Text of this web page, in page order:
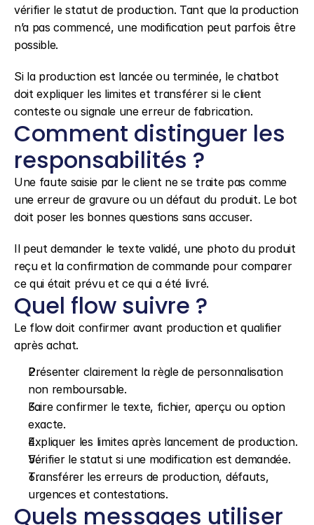
vérifier le statut de production. Tant que la production
n’a pas commencé, une modification peut parfois être
possible.
Si la production est lancée ou terminée, le chatbot
doit expliquer les limites et transférer si le client
conteste ou signale une erreur de fabrication.
Comment distinguer les
responsabilités ?
Une faute saisie par le client ne se traite pas comme
une erreur de gravure ou un défaut du produit. Le bot
doit poser les bonnes questions sans accuser.
Il peut demander le texte validé, une photo du produit
reçu et la confirmation de commande pour comparer
ce qui était prévu et ce qui a été livré.
Quel flow suivre ?
Le flow doit confirmer avant production et qualifier
après achat.
Présenter clairement la règle de personnalisation
non remboursable.
Faire confirmer le texte, fichier, aperçu ou option
exacte.
Expliquer les limites après lancement de production.
Vérifier le statut si une modification est demandée.
Transférer les erreurs de production, défauts,
urgences et contestations.
Quels messages utiliser